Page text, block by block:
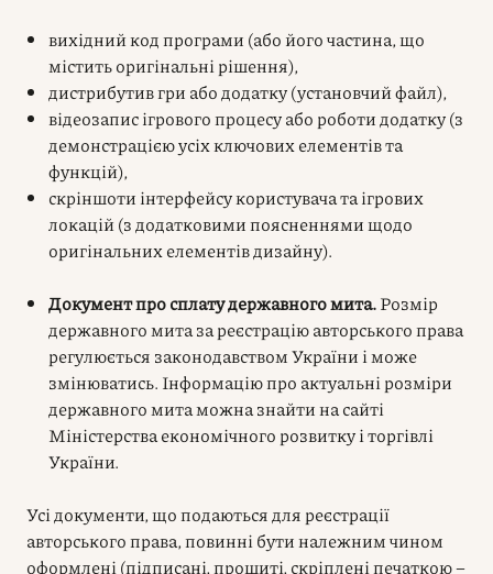
вихідний код програми (або його частина, що
містить оригінальні рішення),
дистрибутив гри або додатку (установчий файл),
відеозапис ігрового процесу або роботи додатку (з
демонстрацією усіх ключових елементів та
функцій),
скріншоти інтерфейсу користувача та ігрових
локацій (з додатковими поясненнями щодо
оригінальних елементів дизайну).
Документ про сплату державного мита.Розмір
державного мита за реєстрацію авторського права
регулюється законодавством України і може
змінюватись. Інформацію про актуальні розміри
державного мита можна знайти на сайті
Міністерства економічного розвитку і торгівлі
України.
Усі документи, що подаються для реєстрації
авторського права, повинні бути належним чином
оформлені (підписані, прошиті, скріплені печаткою –